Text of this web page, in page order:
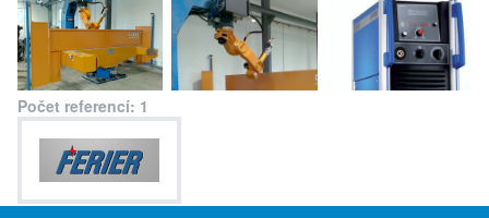
Počet referencí: 1